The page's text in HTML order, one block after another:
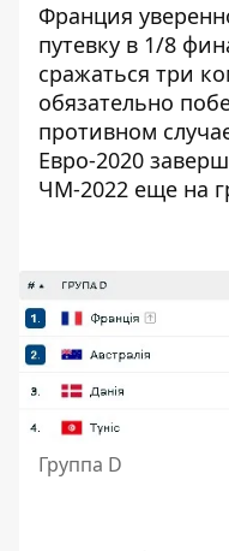
Франция
путевку в 1/8
сражаться три
обязательно
противном
Евро-2020
ЧМ-2022 еще на
Группа D